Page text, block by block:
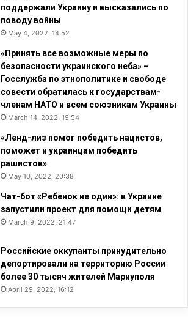
поддержали Украину и высказались по
поводу войны
May 4, 2022, 14:52
«Принять все возможные меры по
безопасности украинского неба» –
Госслужба по этнополитике и свободе
совести обратилась к государствам-
членам НАТО и всем союзникам Украины
March 14, 2022, 19:54
«Ленд-лиз помог победить нацистов,
поможет и украинцам победить
рашистов»
May 10, 2022, 20:38
Чат-бот «Ребенок не один»: в Украине
запустили проект для помощи детям
March 9, 2022, 21:47
Российские оккупанты принудительно
депортировали на территорию России
более 30 тысяч жителей Мариуполя
April 29, 2022, 16:12